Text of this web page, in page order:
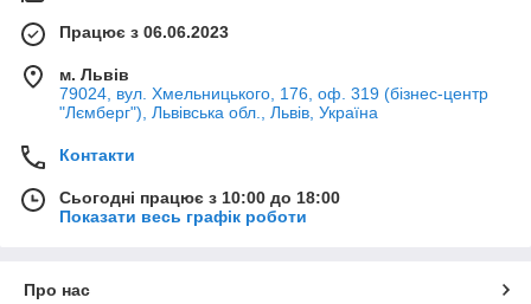
Працює з 06.06.2023
м. Львів
79024, вул. Хмельницького, 176, оф. 319 (бізнес-центр
"Лємберг"), Львівська обл., Львів, Україна
Контакти
Сьогодні працює з 10:00 до 18:00
Показати весь графік роботи
Про нас